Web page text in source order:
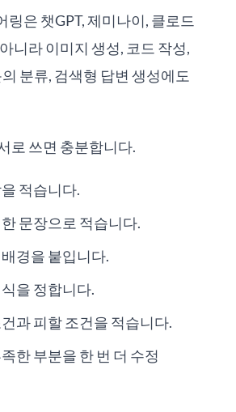
링은 챗GPT, 제미나이, 클로드
니라 이미지 생성, 코드 작성,
분류, 검색형 답변 생성에도
로 쓰면 충분합니다.
적습니다.
문장으로 적습니다.
경을 붙입니다.
을 정합니다.
과 피할 조건을 적습니다.
한 부분을 한 번 더 수정